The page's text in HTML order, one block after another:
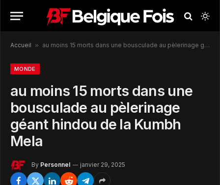
Accueil » au moins 15 morts dans une bousculade au pèlerinage géant hindou de la Kumbh Mela
MONDE
au moins 15 morts dans une
bousculade au pèlerinage
géant hindou de la Kumbh
Mela
By Personnel janvier 29, 2025